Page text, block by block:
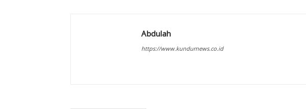
Abdulah
https://www.kundurnews.co.id